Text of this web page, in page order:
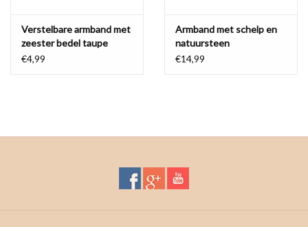
Verstelbare armband met
zeester bedel taupe
€4,99
Armband met schelp en
natuursteen
€14,99